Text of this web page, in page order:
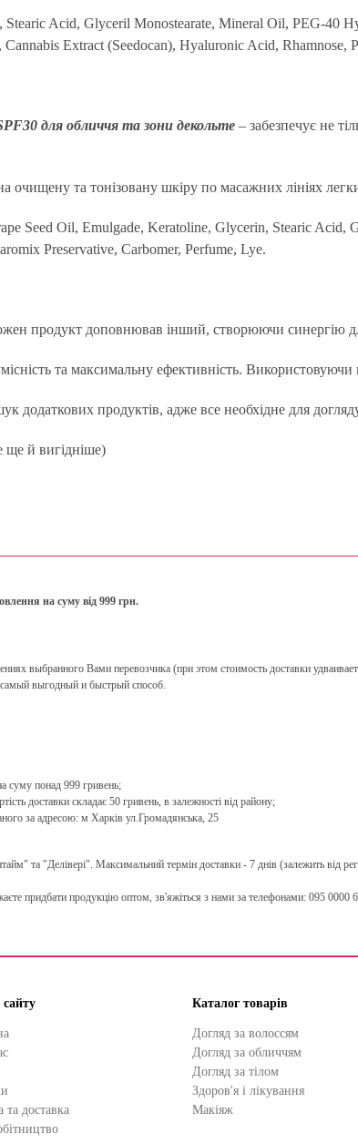
Stearic Acid, Glyceril Monostearate, Mineral Oil, PEG-40
Extract (Seedocan), Hyaluronic Acid,
для обличчя та зони декольте – забезпечує не
очищену та тонізовану шкіру по масажних лініях
Seed Oil, Emulgade, Keratoline, Glycerin, Stearic
Preservative, Carbomer, Perfume, Lye.
продукт доповнював інший, створюючи синергію
та максимальну ефективність.
додаткових продуктів, адже все необхідне для
ще й вигідніше)
на суму від 999 грн.
выбранного Вами перевозчика (при этом стоимость доставки
выгодный и быстрый способ.
суму понад 999 гривень;
доставки складає 50 гривень, в залежності від району;
за адресою: м Харків ул.Громадянська, 25
та "Делівері". Максимальний термін доставки - 7 днів (залежить від
придбати продукцію оптом, зв'яжіться з нами за телефонами: 095 0000
та доставка
Каталог товарів
Догляд за волоссям
Догляд за обличчям
Догляд за тілом
Здоров'я і лікування
Макіяж